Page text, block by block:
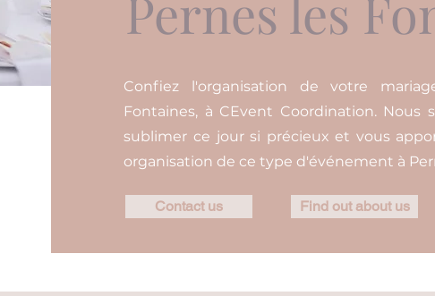
Confiez l'organisation de votre
Fontaines, à CEvent Coordination.
sublimer ce jour si précieux et vous
organisation de ce type d'événement à
Contact us Find out about us